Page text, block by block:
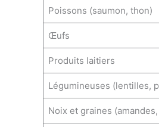
Poissons (saumon, thon)
Œufs
Produits laitiers
Légumineuses (lentilles,
Noix et graines